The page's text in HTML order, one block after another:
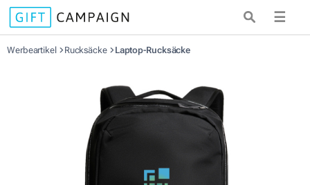
☰
Werbeartikel Rucksäcke Laptop-Rucksäcke